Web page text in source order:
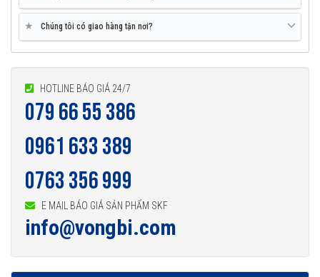
Vòng bi 63005-2RS1 được phân phối chính hãng
Đại lý ủy quyền SKF chính hãng - SKF Authorized Distributor
999
★ Chúng tôi có giao hàng tận nơi?
HOTLINE BÁO GIÁ 24/7
079 66 55 386
0961 633 389
0763 356 999
E MAIL BÁO GIÁ SẢN PHẨM SKF
info@vongbi.com